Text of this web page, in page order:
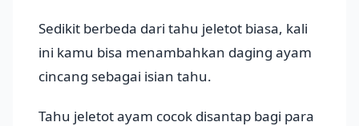
Sedikit berbeda dari tahu jeletot biasa, kali
ini kamu bisa menambahkan daging ayam
cincang sebagai isian tahu.
Tahu jeletot ayam cocok disantap bagi para